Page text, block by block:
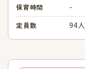
保育時間 -
定員数 94人